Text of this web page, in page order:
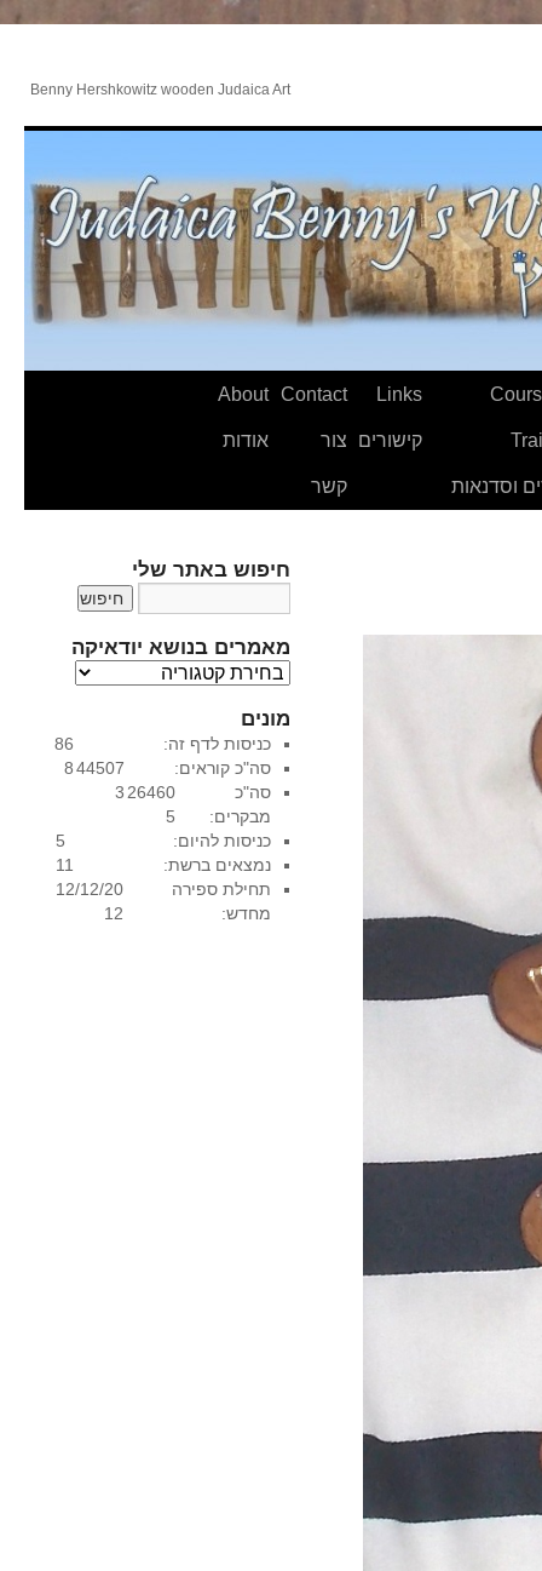
Benny Hershkowitz wooden Judaica Art
וסדנאות
Links
קישורים
Contact
צור
קשר
About
אודות
חיפוש באתר שלי
מאמרים בנושא יודאיקה
מ
מ
ר
י
ם
נ
ו
ש
מונים
86
8
כניסות לדף זה:
44507
3
סה"כ קוראים:
26460
5
סה"כ
מבקרים:
5
1
כניסות להיום:
1
נמצאים ברשת:
12/12/20
12
תחילת ספירה
מחדש: